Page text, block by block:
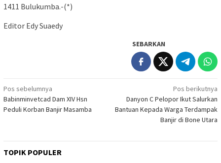
1411 Bulukumba.-(*)
Editor Edy Suaedy
SEBARKAN
Navigasi
pos
Pos sebelumnya
Babinminvetcad Dam XIV Hsn
Peduli Korban Banjir Masamba
Pos berikutnya
Danyon C Pelopor Ikut Salurkan
Bantuan Kepada Warga Terdampak
Banjir di Bone Utara
TOPIK POPULER